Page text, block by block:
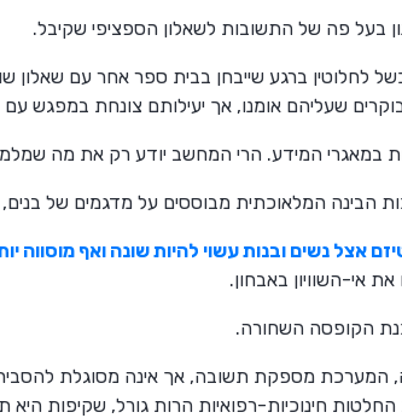
בעל פה של התשובות לשאלון הספציפי שקיבל.
הזה, אבל ייכשל לחלוטין ברגע שייבחן בבית ספר אחר עם
שעליהם אומנו, אך יעילותם צונחת במפגש עם
במאגרי המידע. הרי המחשב יודע רק את מה
הבינה המלאוכתית מבוססים על מדגמים של בנים,
אצל נשים ובנות עשוי להיות שונה ואף מוסווה
אי-השוויון באבחון.
הקופסה השחורה.
המערכת מספקת תשובה, אך אינה מסוגלת להסביר
חינוכיות-רפואיות הרות גורל, שקיפות היא